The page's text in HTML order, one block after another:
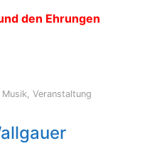
den Ehrungen
Musik,Veranstaltung